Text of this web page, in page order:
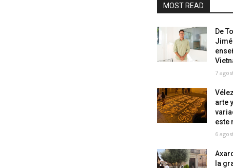
MOST READ
De
7
arte
este
6
la